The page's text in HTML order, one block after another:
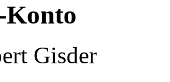
Konto
Gisder